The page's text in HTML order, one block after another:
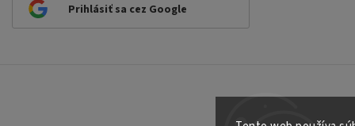
Prihlásiť sa cez Google